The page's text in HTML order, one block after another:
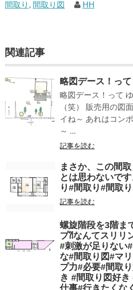
間取り , 間取り図 HH
関連記事
略図デース！って
略図デース！って
（笑） 販売用の図
イね～ あれはコン
～ ...
記事を読む
まさか、この間
とは思わないで
り#間取り#間取
記事を読む
螺旋階段を3階ま
プ⁈なんてスリリ
#刺激が足りない
な#間取り図#マ
プ力#必要#間取
き #間取り図好
仕事#行きたくな